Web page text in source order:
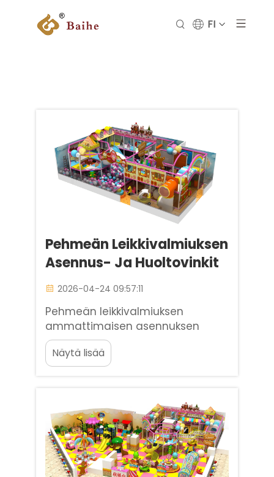
FI
Pehmeän Leikkivalmiuksen
Asennus- Ja Huoltovinkit
2026-04-24 09:57:11
Pehmeän leikkivalmiuksen
ammattimaisen asennuksen
merkitys Ensimmäinen askel
onnistuneen sisäisen leikkipaikan
luomisessa on korkealaatuisen
Kuitenkin alkuperäisen
asennuksen tarkkuus vaikuttaa
ratkaisevasti siihen, kuinka...
Näytä lisää